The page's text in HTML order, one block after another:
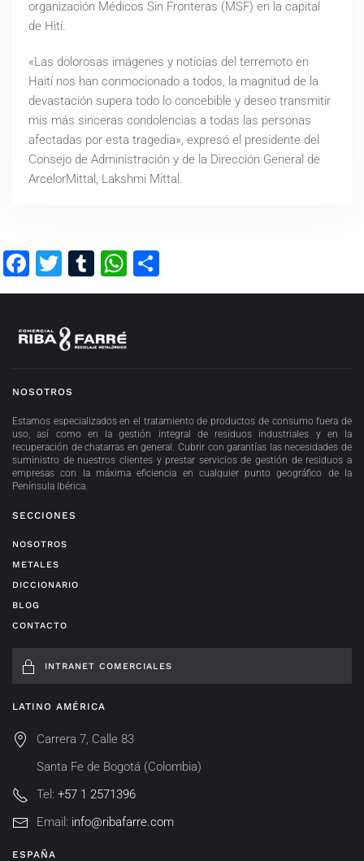
organización Médicos Sin Fronteras (MSF) en la capital
de Hití.
«Las dolorosas imágenes y noticias del terremoto en
Haití nos han conmocionado a todos, la magnitud de la
devastación supera todo lo concebible y deseo transmitir
mis más sinceras condolencias a todas las personas
afectadas por esta tragedia», expresó el presidente del
Consejo de Administración y de la Dirección General de
ArcelorMittal, Lakshmi Mittal.
Facebook
Twitter
TumblrWhatsApp
NOSOTROS
Estamos especializados en el tratamiento de productos de consumo fuera de
uso, así como en la gestión integral de residuos industriales y en la
recuperación de chatarras en general. Cubrir con garantías las necesidades de
suministro de nuestros clientes y prestar servicios de gestión de residuos a
empresas con la máxima eficiencia en cualquier punto geográfico de la
Península Ibérica.
SECCIONES
NOSOTROS
METALES
DICCIONARIO
BLOG
CONTACTO
INTRANET COMERCIALES
LATINO AMÉRICA
Carrera 7, Calle 83
Santa Fe de Bogotá (Colombia)
Tel: +57 1 2571396
Email: info@ribafarre.com
ESPAÑA